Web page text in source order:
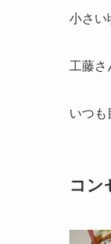
小さい
工藤さ
いつも
コン